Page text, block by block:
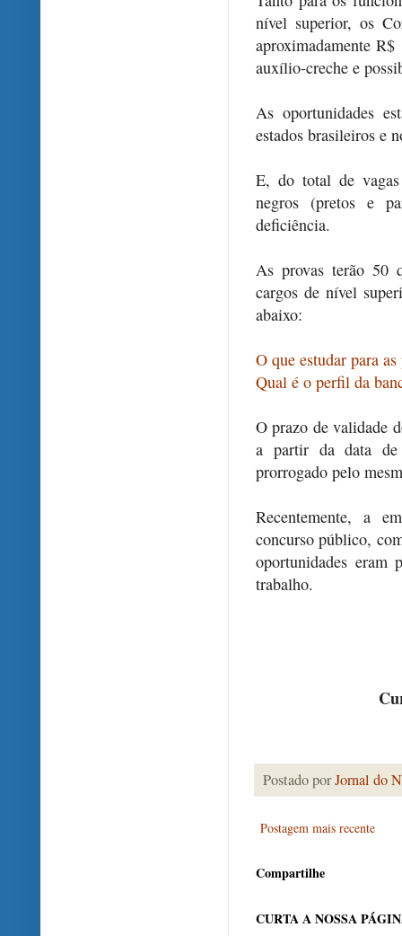
nível superior, os
aproximadamente
auxílio-creche e
As oportunidades
estados brasileiros e
E, do total de vagas
negros (pretos e
deficiência.
As provas terão 50
cargos de nível
abaixo:
O que estudar para as
Qual é o perfil da
O prazo de validade
a partir da data de
prorrogado pelo
Recentemente, a
concurso público,
oportunidades eram
trabalho.
Postado porJornal do
Postagem mais recente
Compartilhe
CURTA A NOSSA